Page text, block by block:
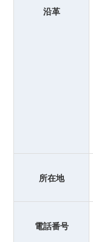
沿革
所在地
電話番号